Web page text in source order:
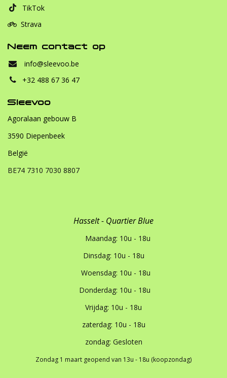
TikTok
Strava
Neem contact op
info@sleevoo.be
+32 488 67 36 47
Sleevoo
Agoralaan gebouw B
3590 Diepenbeek
België
BE74 7310 7030 8807
Hasselt - Quartier Blue
Maandag: 10u - 18u
Dinsdag: 10u - 18u
Woensdag: 10u - 18u
Donderdag: 10u - 18u
Vrijdag: 10u - 18u
zaterdag: 10u - 18u
zondag: Gesloten
Zondag 1 maart geopend van 13u - 18u (koopzondag)